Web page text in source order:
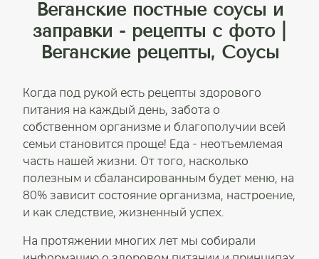
Веганские постные соусы и
заправки - рецепты с фото |
Веганские рецепты, Соусы
Когда под рукой есть рецепты здорового
питания на каждый день, забота о
собственном организме и благополучии всей
семьи становится проще! Еда - неотъемлемая
часть нашей жизни. От того, насколько
полезным и сбалансированным будет меню, на
80% зависит состояние организма, настроение,
и как следствие, жизненный успех.
На протяжении многих лет мы собирали